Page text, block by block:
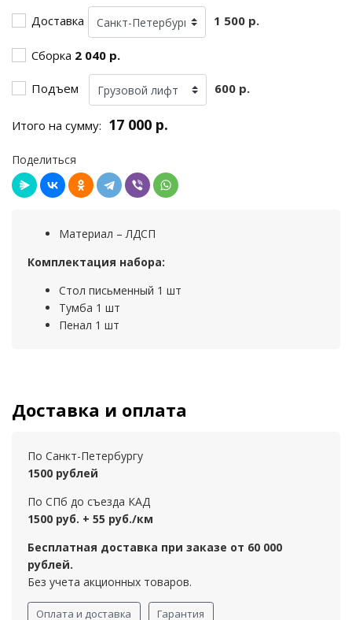
Доставка 1 500 р.
Сборка 2 040 р.
Подъем 600 р.
Итого на сумму: 17 000 р.
Поделиться
Материал – ЛДСП
Комплектация набора:
Стол письменный 1 шт
Тумба 1 шт
Пенал 1 шт
Доставка и оплата
По Санкт-Петербургу
1500 рублей
По СПб до съезда КАД
1500 руб. + 55 руб./км
Бесплатная доставка при заказе от 60 000
рублей.
Без учета акционных товаров.
Оплата и доставка Гарантия